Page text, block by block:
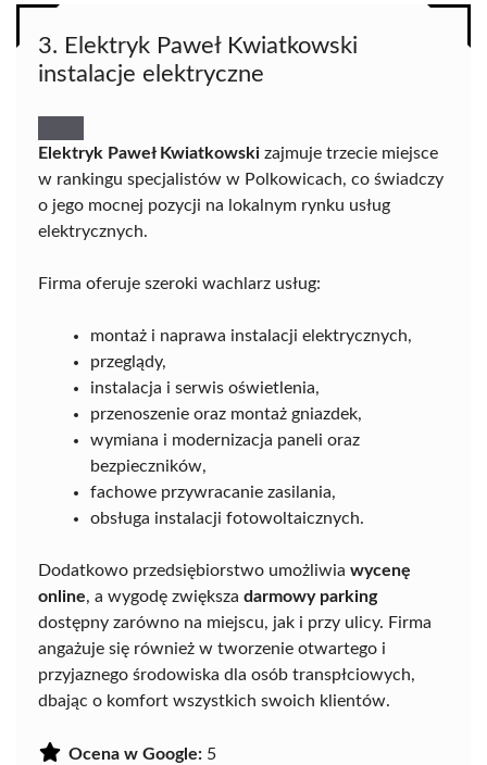
3. Elektryk Paweł Kwiatkowski
instalacje elektryczne
Elektryk Paweł Kwiatkowski zajmuje trzecie miejsce
w rankingu specjalistów w Polkowicach, co świadczy
o jego mocnej pozycji na lokalnym rynku usług
elektrycznych.
Firma oferuje szeroki wachlarz usług:
montaż i naprawa instalacji elektrycznych,
przeglądy,
instalacja i serwis oświetlenia,
przenoszenie oraz montaż gniazdek,
wymiana i modernizacja paneli oraz
bezpieczników,
fachowe przywracanie zasilania,
obsługa instalacji fotowoltaicznych.
Dodatkowo przedsiębiorstwo umożliwia wycenę
online, a wygodę zwiększa darmowy parking
dostępny zarówno na miejscu, jak i przy ulicy. Firma
angażuje się również w tworzenie otwartego i
przyjaznego środowiska dla osób transpłciowych,
dbając o komfort wszystkich swoich klientów.
Ocena w Google: 5